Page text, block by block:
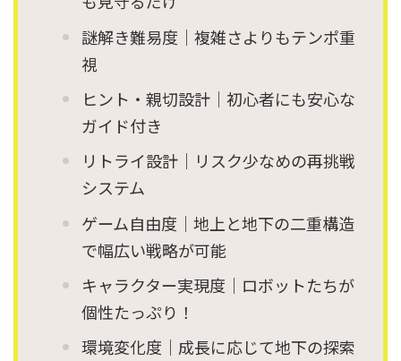
謎解き難易度｜複雑さよりもテンポ重
視
ヒント・親切設計｜初心者にも安心な
ガイド付き
リトライ設計｜リスク少なめの再挑戦
システム
ゲーム自由度｜地上と地下の二重構造
で幅広い戦略が可能
キャラクター実現度｜ロボットたちが
個性たっぷり！
環境変化度｜成長に応じて地下の探索